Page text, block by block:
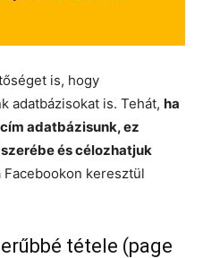
is, hogy
adatbázisokat is. Tehát, ha
adatbázisunk, ez
és célozhatjuk
Facebookon keresztül
tétele (page